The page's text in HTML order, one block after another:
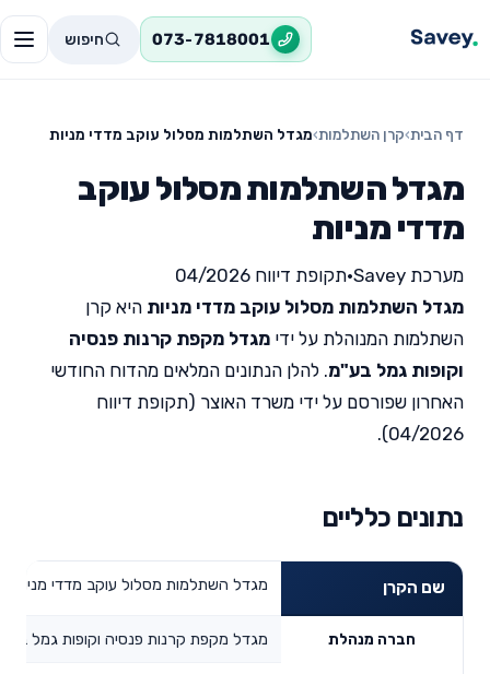
073-7818001 חיפוש
דף הבית›קרן השתלמות›מגדל השתלמות מסלול עוקב מדדי מניות
מגדל השתלמות מסלול עוקב
מדדי מניות
מערכת Savey •תקופת דיווח 04/2026
מגדל השתלמות מסלול עוקב מדדי מניות היא קרן
השתלמות המנוהלת על ידי מגדל מקפת קרנות פנסיה
וקופות גמל בע"מ. להלן הנתונים המלאים מהדוח החודשי
האחרון שפורסם על ידי משרד האוצר (תקופת דיווח
04/2026).
נתונים כלליים
שם הקרן מגדל השתלמות מסלול עוקב מדדי מניות
חברה מנהלת מגדל מקפת קרנות פנסיה וקופות גמל